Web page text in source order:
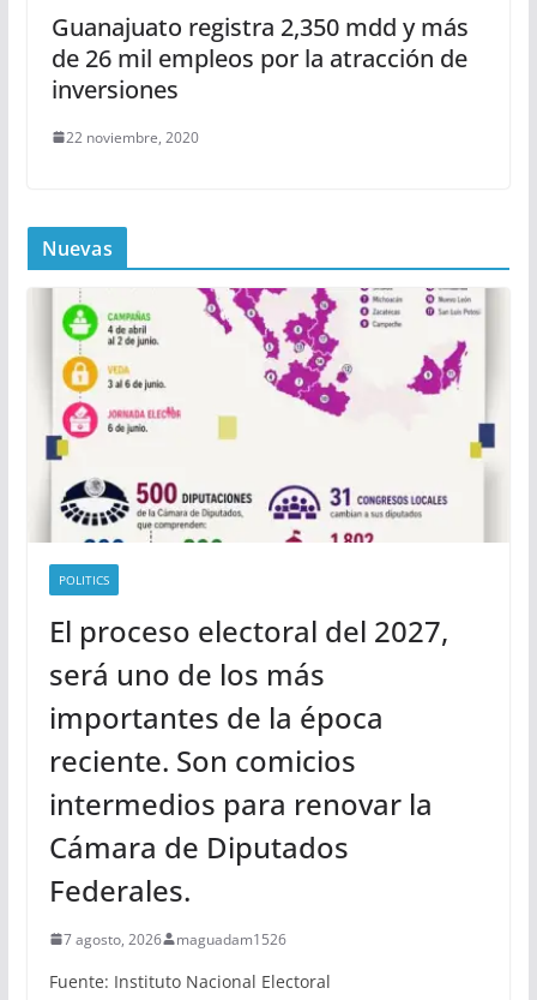
Guanajuato registra 2,350 mdd y más
de 26 mil empleos por la atracción de
inversiones
22 noviembre, 2020
Nuevas
POLITICS
El proceso electoral del 2027,
será uno de los más
importantes de la época
reciente. Son comicios
intermedios para renovar la
Cámara de Diputados
Federales.
7 agosto, 2026 maguadam1526
Fuente: Instituto Nacional Electoral